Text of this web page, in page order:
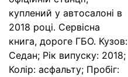
куплений у автосалоні в
2018 році. Сервісна
книга, дороге ГБО. Кузов:
Седан; Рік випуску: 2018;
Колір: асфальту; Пробіг: